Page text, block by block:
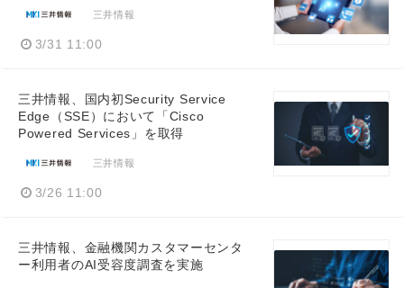
三井情報
3/31 11:00
三井情報、国内初Security Service
Edge（SSE）において「Cisco
Powered Services」を取得
三井情報
3/26 11:00
三井情報、金融機関カスタマーセンタ
ー利用者のAI受容度調査を実施